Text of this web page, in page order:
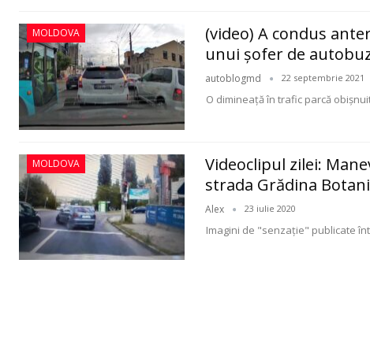
MOLDOVA
(video) A condus
unui şofer de
autoblogmd 22 septembrie 2021
O dimineaţă în trafic parcă
MOLDOVA
Videoclipul zilei:
strada Grădina
Alex 23 iulie 2020
Imagini de "senzaţie" publicate